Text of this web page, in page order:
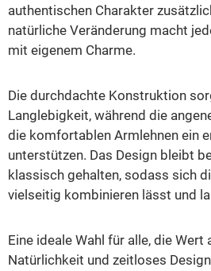
authentischen Charakter
natürliche Veränderung macht
mit eigenem Charme.
Die durchdachte Konstruktion
Langlebigkeit, während die
die komfortablen Armlehnen ein
unterstützen. Das Design bleibt
klassisch gehalten, sodass sich
vielseitig kombinieren lässt und
Eine ideale Wahl für alle, die Wert
Natürlichkeit und zeitloses